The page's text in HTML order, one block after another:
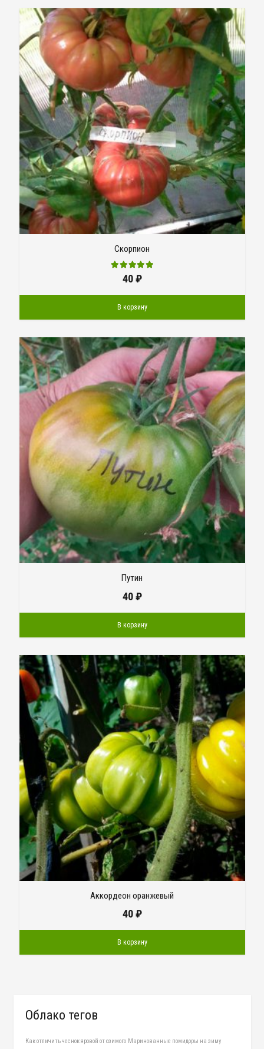
Скорпион
40₽
В корзину
Путин
40₽
В корзину
Аккордеон оранжевый
40₽
В корзину
Облако тегов
Как отличить чеснок яровой от озимого Маринованные помидоры на зиму